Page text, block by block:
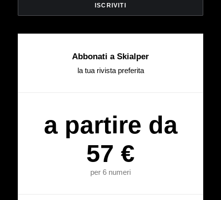
Abbonati a Skialper
la tua rivista preferita
a partire da
57 €
per 6 numeri